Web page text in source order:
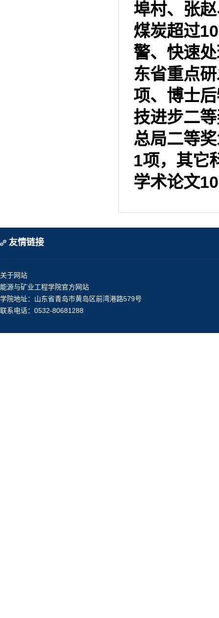
埠村、张
煤炭超过
警、快速
东省重点
项、博士
技进步二
总局二等奖
1项，其它
学术论文
友情链接
关于网站
能源与矿业工程学院官方网站
学院地址：山东省青岛市黄岛区前湾港路579号
联系电话：0532-80681288